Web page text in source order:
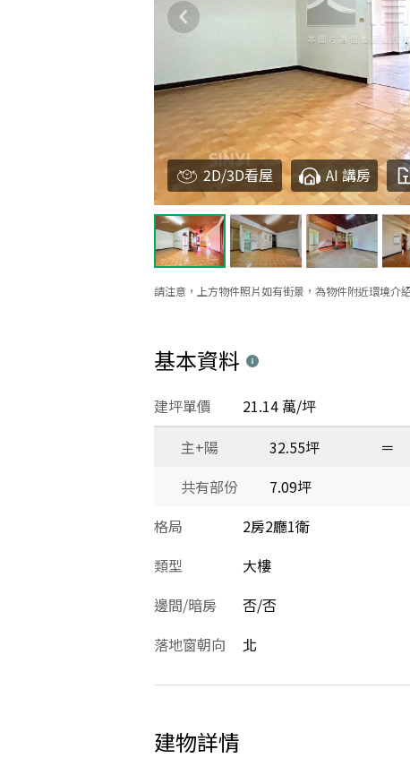
請注意，上方物件照片如有街景，為物件附近環境介
2D/3D看屋 AI 講房
基本資料
建坪單價 21.14 萬/坪
主+陽
32.55坪 ＝
共有部份
7.09坪
格局
2房2廳1衛
類型
大樓
邊間/暗房
否/否
落地窗朝向
北
建物詳情